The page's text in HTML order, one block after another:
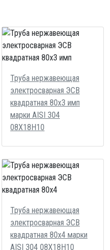
Труба нержавеющая
электросварная ЭСВ
квадратная 80х3 имп
марки AISI 304
08Х18Н10
Труба нержавеющая
электросварная ЭСВ
квадратная 80х4 марки
AISI 304 08Х18Н10